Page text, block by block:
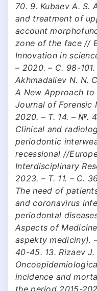
70. 9. Kubaev A. S.
and treatment of
account
zone of the face //
Innovation in
– 2020. – С. 98-101.
Akhmadaliev N. N.
A New Approach
Journal of Forensic
2020. – Т. 14. – №.
Clinical and
periodontic
recessional //
Interdisciplinary
2023. – Т. 11. – С.
The need of
and coronavirus
periodontal
Aspects of
aspekty mediciny).
40-45. 13. Rizaev J.
incidence and
the period 2015-